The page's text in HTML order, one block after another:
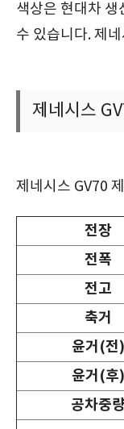
색상은 현대차 생
수 있습니다. 제
제네시스
제네시스 GV70
전장
전폭
전고
축거
윤거 (전)
윤거 (후)
공차중